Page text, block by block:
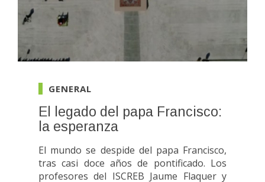
GENERAL
El legado del papa Francisco:
la esperanza
El mundo se despide del papa Francisco,
tras casi doce años de pontificado. Los
profesores del ISCREB Jaume Flaquer y